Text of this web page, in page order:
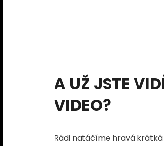
A UŽ JSTE
VIDEO?
Rádi natáčíme hravá krátká